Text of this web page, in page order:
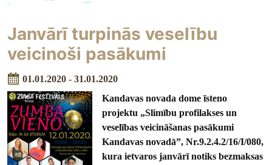
Janvārī turpinās veselību
veicinoši pasākumi
01.01.2020 - 31.01.2020
Kandavas novada dome īsteno
projektu „Slimību profilakses un
veselības veicināšanas pasākumi
Kandavas novadā”, Nr.9.2.4.2/16/I/080,
kura ietvaros janvārī notiks bezmaksas